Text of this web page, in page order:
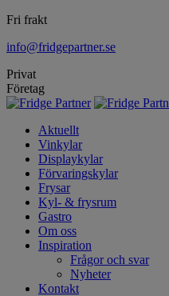
Fri frakt
info@fridgepartner.se
Privat
Företag
Aktuellt
Vinkylar
Displaykylar
Förvaringskylar
Frysar
Kyl- & frysrum
Gastro
Om oss
Inspiration
Frågor och svar
Nyheter
Kontakt